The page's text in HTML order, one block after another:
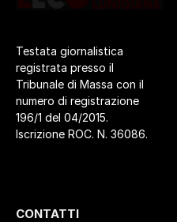
Testata giornalistica
registrata presso il
Tribunale di Massa con il
numero di registrazione
196/1 del 04/2015.
Iscrizione ROC. N. 36086.
CONTATTI